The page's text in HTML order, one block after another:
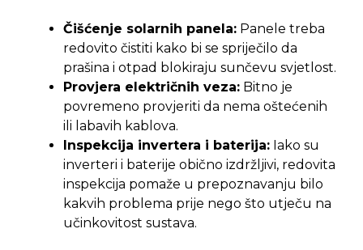
Čišćenje solarnih panela: Panele treba
redovito čistiti kako bi se spriječilo da
prašina i otpad blokiraju sunčevu svjetlost.
Provjera električnih veza: Bitno je
povremeno provjeriti da nema oštećenih
ili labavih kablova.
Inspekcija invertera i baterija: Iako su
inverteri i baterije obično izdržljivi, redovita
inspekcija pomaže u prepoznavanju bilo
kakvih problema prije nego što utječu na
učinkovitost sustava.